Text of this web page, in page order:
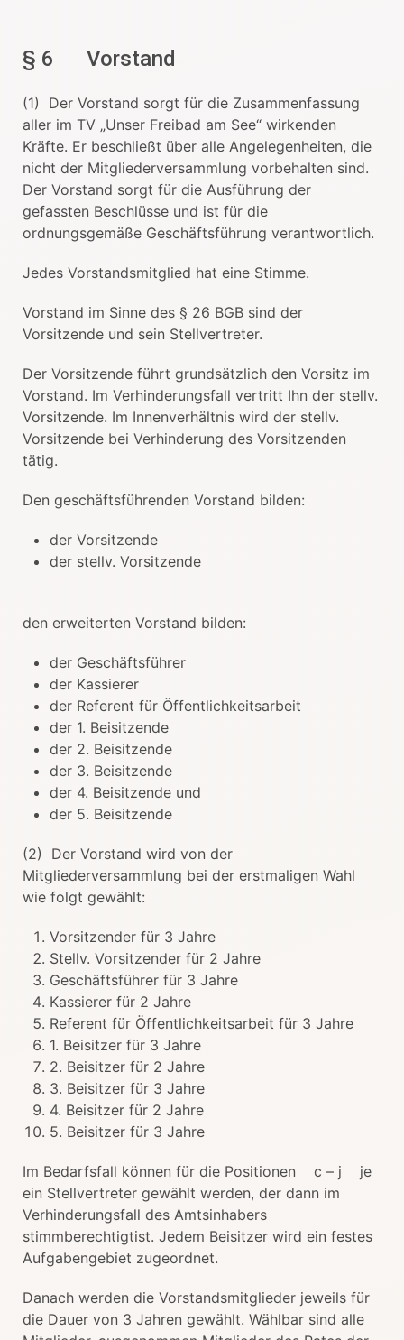
§ 6 Vorstand
(1) Der Vorstand sorgt für die Zusammenfassung
aller im TV „Unser Freibad am See“ wirkenden
Kräfte. Er beschließt über alle Angelegenheiten, die
nicht der Mitgliederversammlung vorbehalten sind.
Der Vorstand sorgt für die Ausführung der
gefassten Beschlüsse und ist für die
ordnungsgemäße Geschäftsführung verantwortlich.
Jedes Vorstandsmitglied hat eine Stimme.
Vorstand im Sinne des § 26 BGB sind der
Vorsitzende und sein Stellvertreter.
Der Vorsitzende führt grundsätzlich den Vorsitz im
Vorstand. Im Verhinderungsfall vertritt Ihn der stellv.
Vorsitzende. Im Innenverhältnis wird der stellv.
Vorsitzende bei Verhinderung des Vorsitzenden
tätig.
Den geschäftsführenden Vorstand bilden:
der Vorsitzende
der stellv. Vorsitzende
den erweiterten Vorstand bilden:
der Geschäftsführer
der Kassierer
der Referent für Öffentlichkeitsarbeit
der 1. Beisitzende
der 2. Beisitzende
der 3. Beisitzende
der 4. Beisitzende und
der 5. Beisitzende
(2) Der Vorstand wird von der
Mitgliederversammlung bei der erstmaligen Wahl
wie folgt gewählt:
Vorsitzender für 3 Jahre
Stellv. Vorsitzender für 2 Jahre
Geschäftsführer für 3 Jahre
Kassierer für 2 Jahre
Referent für Öffentlichkeitsarbeit für 3 Jahre
1. Beisitzer für 3 Jahre
2. Beisitzer für 2 Jahre
3. Beisitzer für 3 Jahre
4. Beisitzer für 2 Jahre
5. Beisitzer für 3 Jahre
Im Bedarfsfall können für die Positionen c – j je
ein Stellvertreter gewählt werden, der dann im
Verhinderungsfall des Amtsinhabers
stimmberechtigtist. Jedem Beisitzer wird ein festes
Aufgabengebiet zugeordnet.
Danach werden die Vorstandsmitglieder jeweils für
die Dauer von 3 Jahren gewählt. Wählbar sind alle